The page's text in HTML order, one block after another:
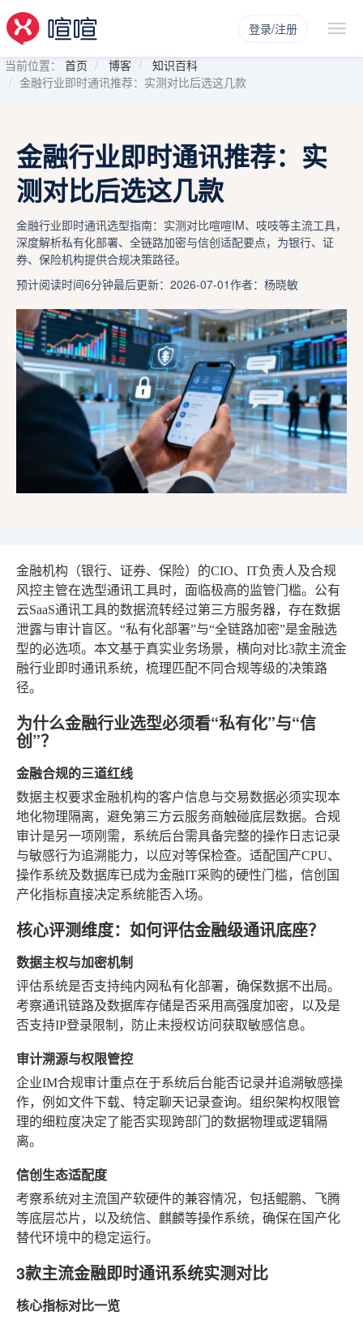
登录/注册
当前位置： 首页 博客
知识百科
金融行业即时通讯推荐：实测对比后选这几款
金融行业即时通讯推荐：实
测对比后选这几款
金融行业即时通讯选型指南：实测对比喧喧IM、吱吱等主流工具，
深度解析私有化部署、全链路加密与信创适配要点，为银行、证
券、保险机构提供合规决策路径。
预计阅读时间6分钟最后更新：2026-07-01作者：杨晓敏
金融机构（银行、证券、保险）的CIO、IT负责人及合规
风控主管在选型通讯工具时，面临极高的监管门槛。公有
云SaaS通讯工具的数据流转经过第三方服务器，存在数据
泄露与审计盲区。“私有化部署”与“全链路加密”是金融选
型的必选项。本文基于真实业务场景，横向对比3款主流金
融行业即时通讯系统，梳理匹配不同合规等级的决策路
径。
为什么金融行业选型必须看“私有化”与“信
创”？
金融合规的三道红线
数据主权要求金融机构的客户信息与交易数据必须实现本
地化物理隔离，避免第三方云服务商触碰底层数据。合规
审计是另一项刚需，系统后台需具备完整的操作日志记录
与敏感行为追溯能力，以应对等保检查。适配国产CPU、
操作系统及数据库已成为金融IT采购的硬性门槛，信创国
产化指标直接决定系统能否入场。
核心评测维度：如何评估金融级通讯底座？
数据主权与加密机制
评估系统是否支持纯内网私有化部署，确保数据不出局。
考察通讯链路及数据库存储是否采用高强度加密，以及是
否支持IP登录限制，防止未授权访问获取敏感信息。
审计溯源与权限管控
企业IM合规审计重点在于系统后台能否记录并追溯敏感操
作，例如文件下载、特定聊天记录查询。组织架构权限管
理的细粒度决定了能否实现跨部门的数据物理或逻辑隔
离。
信创生态适配度
考察系统对主流国产软硬件的兼容情况，包括鲲鹏、飞腾
等底层芯片，以及统信、麒麟等操作系统，确保在国产化
替代环境中的稳定运行。
3款主流金融即时通讯系统实测对比
核心指标对比一览